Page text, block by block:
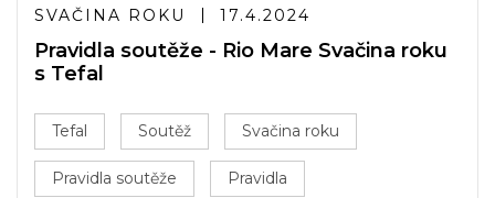
SVAČINA ROKU 17.4.2024
Pravidla soutěže - Rio Mare Svačina roku
s Tefal
Tefal Soutěž Svačina roku
Pravidla soutěže Pravidla